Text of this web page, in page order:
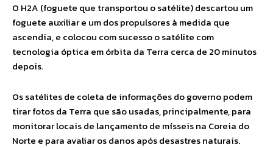
O H2A (foguete que transportou o satélite) descartou um
foguete auxiliar e um dos propulsores à medida que
ascendia, e colocou com sucesso o satélite com
tecnologia óptica em órbita da Terra cerca de 20 minutos
depois.
Os satélites de coleta de informações do governo podem
tirar fotos da Terra que são usadas, principalmente, para
monitorar locais de lançamento de mísseis na Coreia do
Norte e para avaliar os danos após desastres naturais.